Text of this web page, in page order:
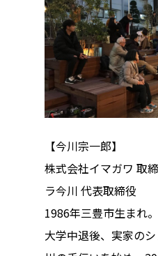
【今川宗一郎】
株式会社イマガワ 取
ラ今川 代表取締役
1986年三豊市生まれ。
大学中退後、実家の